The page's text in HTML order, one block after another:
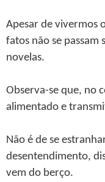
Apesar de vivermos
fatos não se passam
novelas.
Observa-se que, no
alimentado e
Não é de se
desentendimento,
vem do berço.